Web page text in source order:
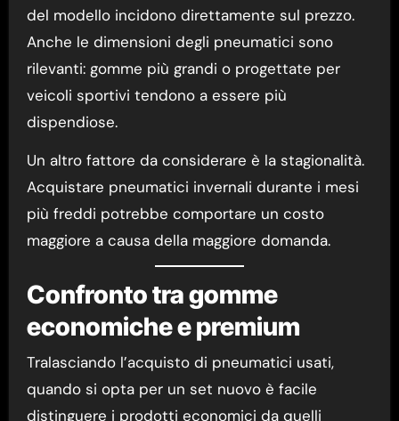
del modello incidono direttamente sul prezzo.
Anche le dimensioni degli pneumatici sono
rilevanti: gomme più grandi o progettate per
veicoli sportivi tendono a essere più
dispendiose.
Un altro fattore da considerare è la stagionalità.
Acquistare pneumatici invernali durante i mesi
più freddi potrebbe comportare un costo
maggiore a causa della maggiore domanda.
Confronto tra gomme
economiche e premium
Tralasciando l’acquisto di pneumatici usati,
quando si opta per un set nuovo è facile
distinguere i prodotti economici da quelli